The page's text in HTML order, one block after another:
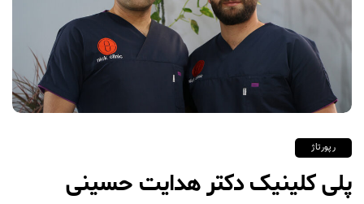
رپورتاژ
پلی کلینیک دکتر هدایت حسینی